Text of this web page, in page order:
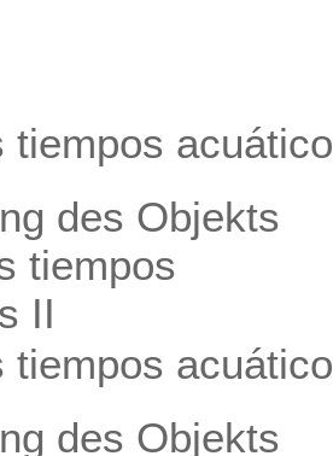
tiempos
tiempos